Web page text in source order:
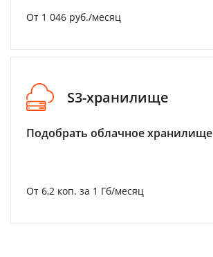
От 1 046 руб./месяц
S3-хранилище
Подобрать облачное хранилище
От 6,2 коп. за 1 Гб/месяц